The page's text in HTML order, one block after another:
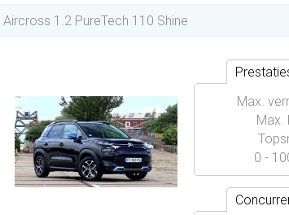
Aircross 1.2 PureTech 110 Shine
Max.
Max.
0 -